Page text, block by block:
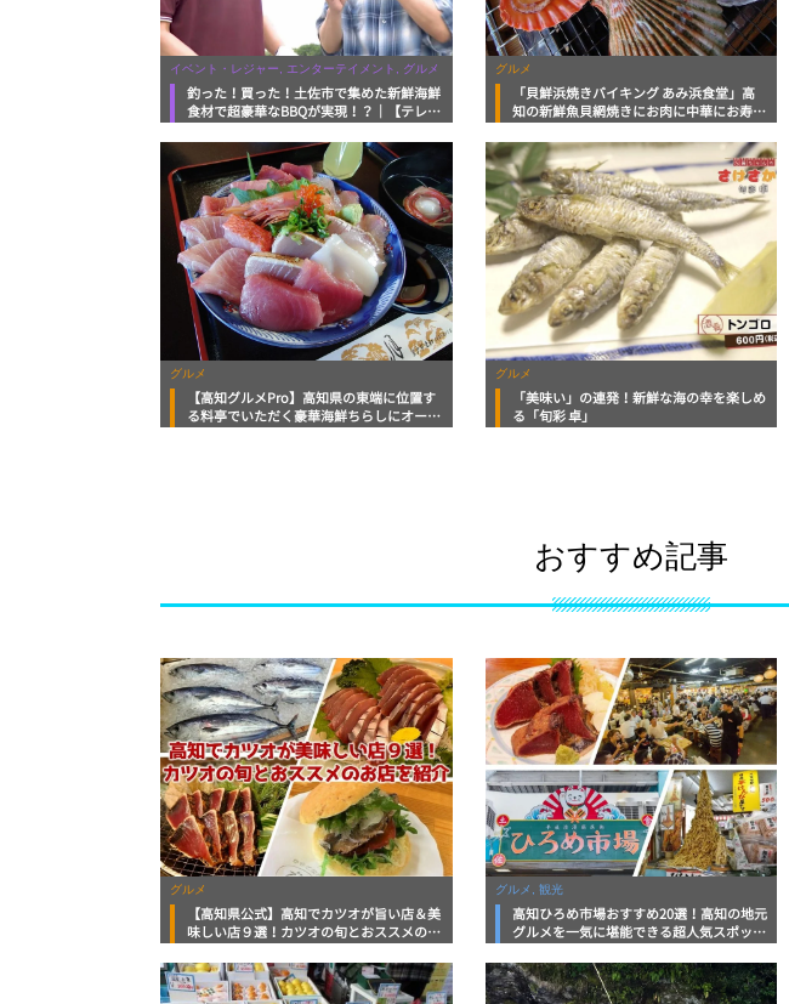
イベント・レジャー, エンターテイメント, グルメ
釣った！買った！土佐市で集めた新鮮海鮮
食材で超豪華なBBQが実現！？｜【テレビ
ツが咲く！
グルメ
「貝鮮浜焼きバイキング あみ浜食堂」高
知の新鮮魚貝網焼きにお肉に中華にお寿司
ス【高知グルメ】
グルメ
【高知グルメPro】高知県の東端に位置す
る料亭でいただく豪華海鮮ちらしにオール
グルメ
「美味い」の連発！新鮮な海の幸を楽しめ
る「旬彩 卓」
おすすめ記事
グルメ
【高知県公式】高知でカツオが旨い店＆美
味しい店９選！カツオの旬とおススメのお
グルメ, 観光
高知ひろめ市場おすすめ20選！高知の地元
グルメを一気に堪能できる超人気スポット